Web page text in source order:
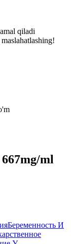
qiladi
ml
Беременность И